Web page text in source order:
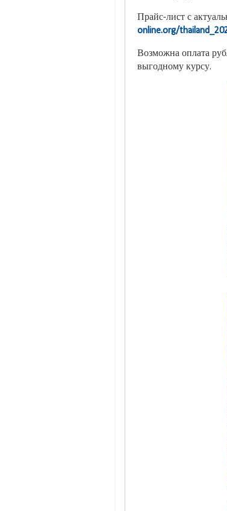
Прайс-лист с
online.org/
Возможна оплата
выгодному курсу.